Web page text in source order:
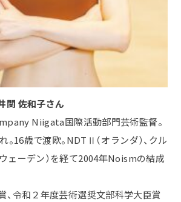
佐和子さん
Niigata国際活動部門芸術監督。
16歳で渡欧。NDTⅡ（オランダ）、クル
ェーデン）を経て2004年Noismの結成
、令和２年度芸術選奨文部科学大臣賞